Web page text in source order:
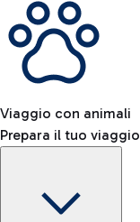
Viaggio con animali
Prepara il tuo viaggio